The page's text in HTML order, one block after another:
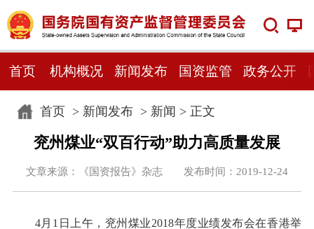
首页 机构概况 新闻发布 国资监管 政务公开
首页> 新闻发布> 新闻 > 正文
兖州煤业“双百行动”助力高质量发展
文章来源：《国资报告》杂志 发布时间：2019-12-24
4月1日上午，兖州煤业2018年度业绩发布会在香港举